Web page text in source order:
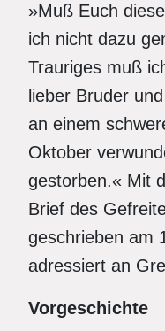
»Muß Euch
ich nicht dazu
Trauriges muß
lieber Bruder
an einem
Oktober
gestorben.« Mit
Brief des
geschrieben am
adressiert an
Vorgeschichte